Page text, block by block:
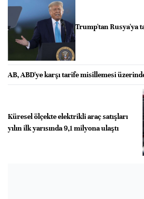
Trump'tan Rusya'ya
AB, ABD'ye karşı tarife misillemesi
Küresel ölçekte elektrikli araç satışları
yılın ilk yarısında 9,1 milyona ulaştı